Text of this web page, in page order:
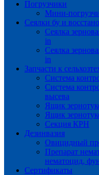
Погрузчики
Мини-
Сеялки бу и
Сеялка
in
Сеялка
in
Запчасти к
Система
Система
высева
Ящик
Ящик
Секция КРН
Дезинвазия
Овицидный
Препарат
нематоцид,
Сертификаты